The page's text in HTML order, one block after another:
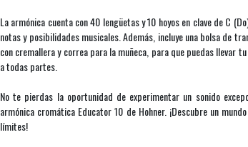
La armónica cuenta con 40 lengüetas y 10 hoyos en clave de C
notas y posibilidades musicales. Además, incluye una bolsa de
con cremallera y correa para la muñeca, para que puedas llevar
a todas partes.
No te pierdas la oportunidad de experimentar un sonido
armónica cromática Educator 10 de Hohner. ¡Descubre un
límites!